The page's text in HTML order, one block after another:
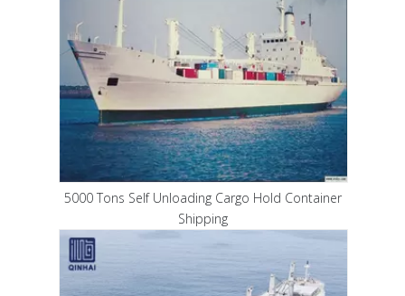
5000 Tons Self Unloading Cargo Hold Container
Shipping